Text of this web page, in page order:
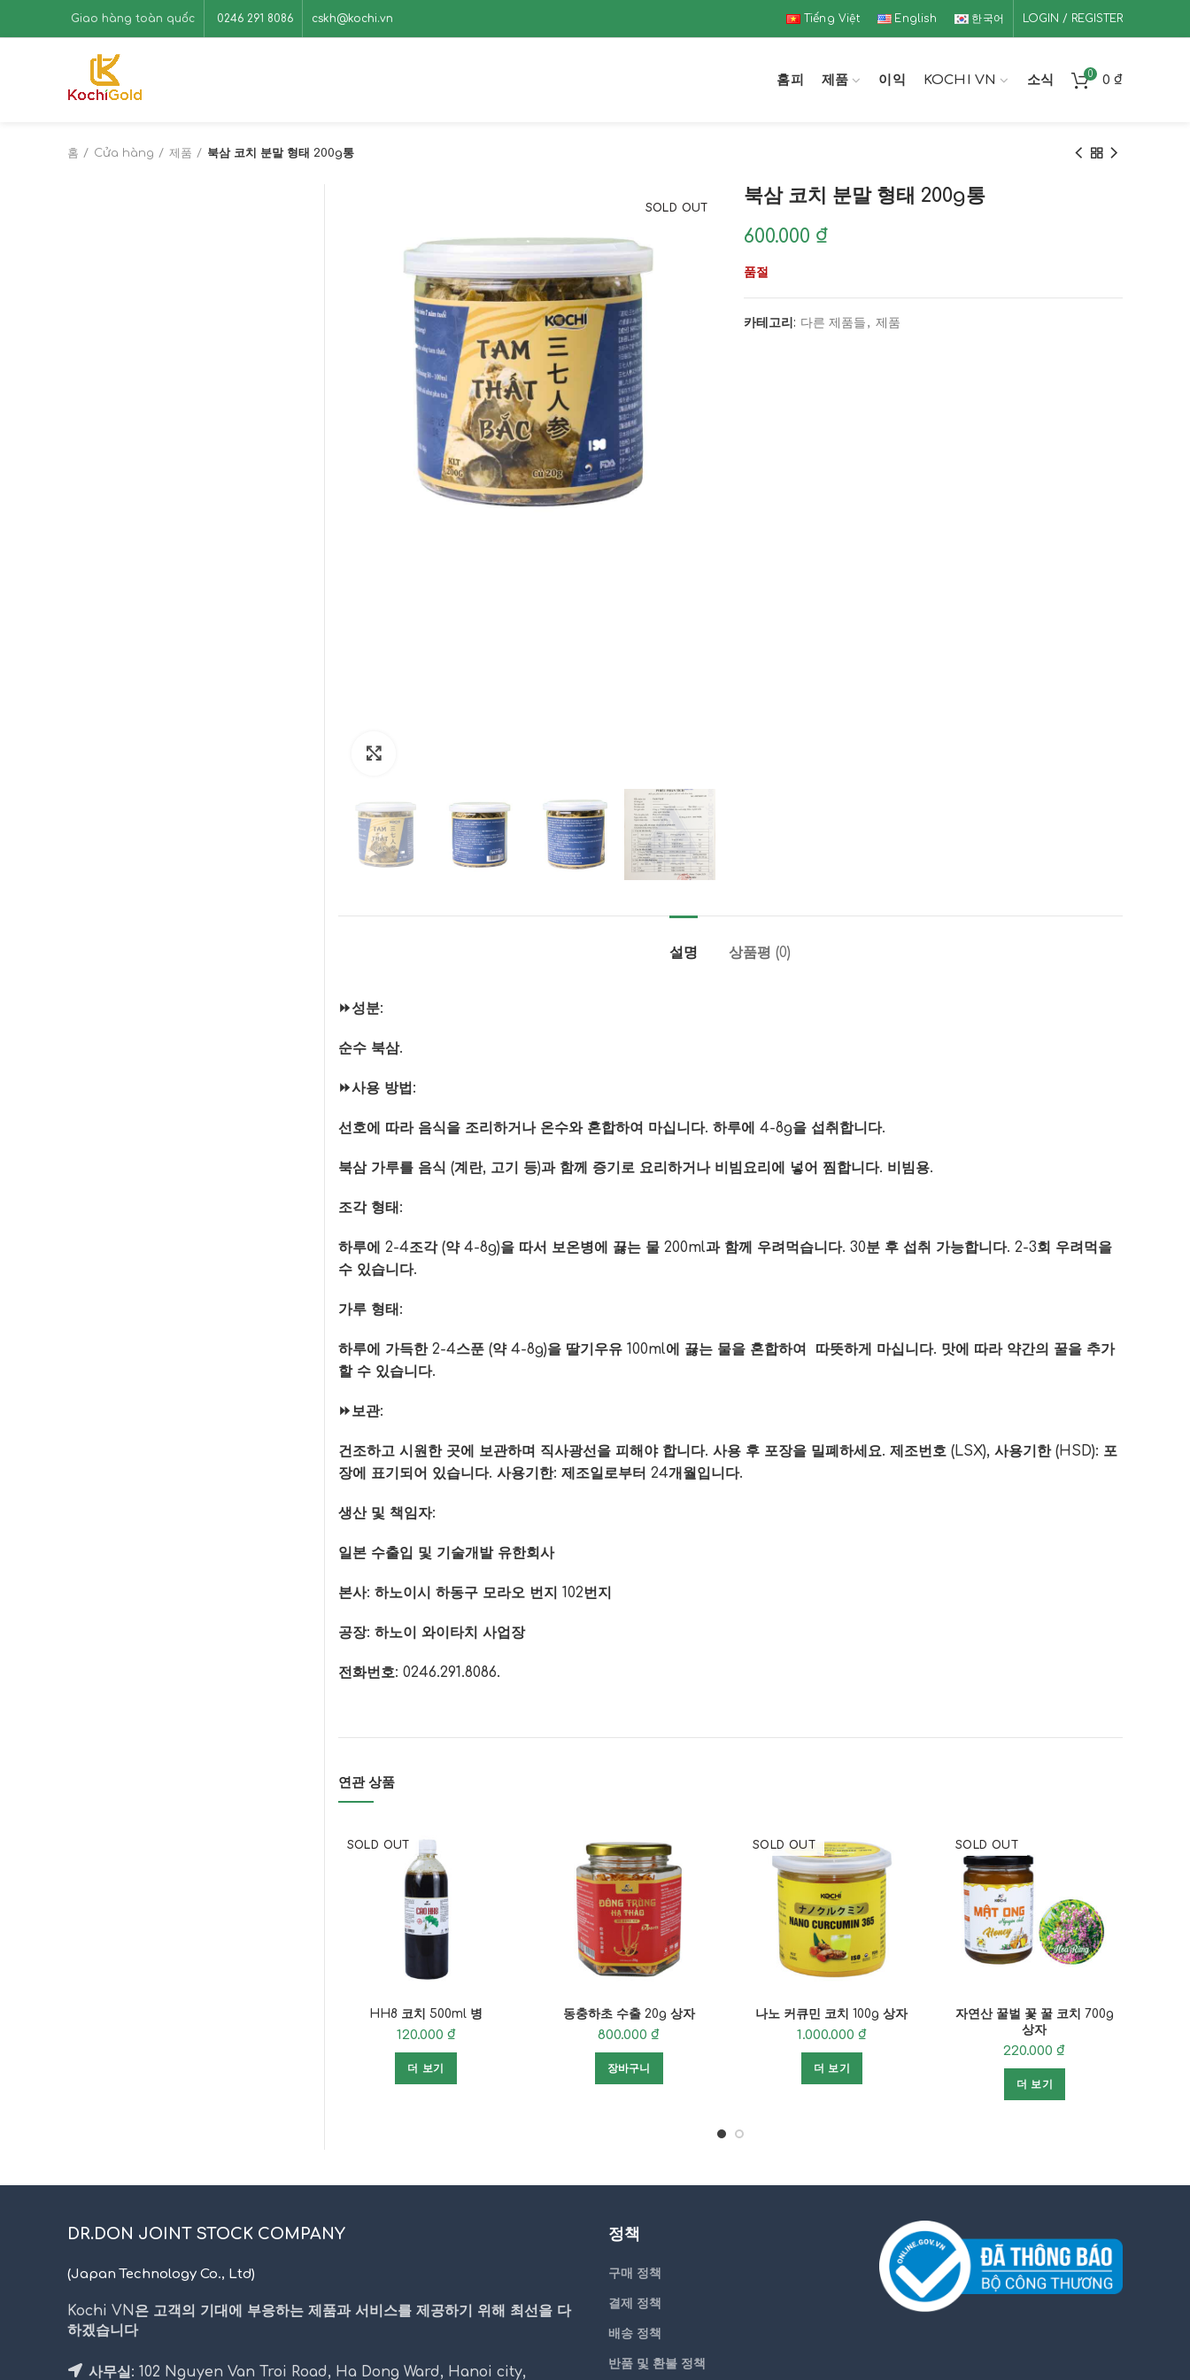
Giao hàng toàn quốc 0246 291 8086 cskh@kochi.vn Tiếng Việt English 한국어 LOGIN / REGISTER
홈피 제품 이익 KOCHI VN 소식 0 0 ₫
홈 Cửa hàng 제품 북삼 코치 분말 형태 200g통
SOLD OUT
북삼 코치 분말 형태 200g통
600.000 ₫
품절
카테고리: 다른 제품들 , 제품
설명 상품평 (0)
⏩성분:
순수 북삼.
⏩사용 방법:
선호에 따라 음식을 조리하거나 온수와 혼합하여 마십니다. 하루에 4-8g을 섭취합니다.
북삼 가루를 음식 (계란, 고기 등)과 함께 증기로 요리하거나 비빔요리에 넣어 찜합니다. 비빔용.
조각 형태:
하루에 2-4조각 (약 4-8g)을 따서 보온병에 끓는 물 200ml과 함께 우려먹습니다. 30분 후 섭취 가능합니다. 2-3회 우려먹을
수 있습니다.
가루 형태:
하루에 가득한 2-4스푼 (약 4-8g)을 딸기우유 100ml에 끓는 물을 혼합하여 따뜻하게 마십니다. 맛에 따라 약간의 꿀을 추가
할 수 있습니다.
⏩보관:
건조하고 시원한 곳에 보관하며 직사광선을 피해야 합니다. 사용 후 포장을 밀폐하세요. 제조번호 (LSX), 사용기한 (HSD): 포
장에 표기되어 있습니다. 사용기한: 제조일로부터 24개월입니다.
생산 및 책임자:
일본 수출입 및 기술개발 유한회사
본사: 하노이시 하동구 모라오 번지 102번지
공장: 하노이 와이타치 사업장
전화번호: 0246.291.8086.
연관 상품
SOLD OUT
HH8 코치 500ml 병
120.000 ₫
더 보기
동충하초 수출 20g 상자
800.000₫
장바구니
SOLD OUT
나노 커큐민 코치 100g 상자
1.000.000 ₫
더 보기
SOLD OUT
자연산 꿀벌 꽃 꿀 코치 700g
상자
220.000₫
더 보기
DR.DON JOINT STOCK COMPANY
(Japan Technology Co., Ltd)
Kochi VN은 고객의 기대에 부응하는 제품과 서비스를 제공하기 위해 최선을 다
하겠습니다
사무실: 102 Nguyen Van Troi Road, Ha Dong Ward, Hanoi city,
정책
구매 정책
결제 정책
배송 정책
반품 및 환불 정책